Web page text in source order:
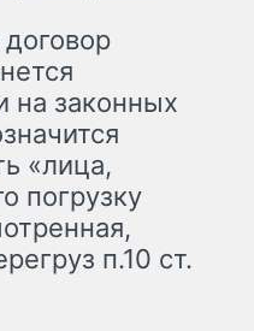
на законных
«лица,
погрузку
п.10 ст.